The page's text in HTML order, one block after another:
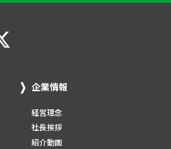
企業情報
経営理念
社長挨拶
紹介動画